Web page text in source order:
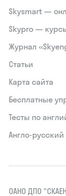
Skysmart —
Skypro —
Журнал
Статьи
Карта сайта
Бесплатные
Тесты по
Англо-
ОАНО ДПО